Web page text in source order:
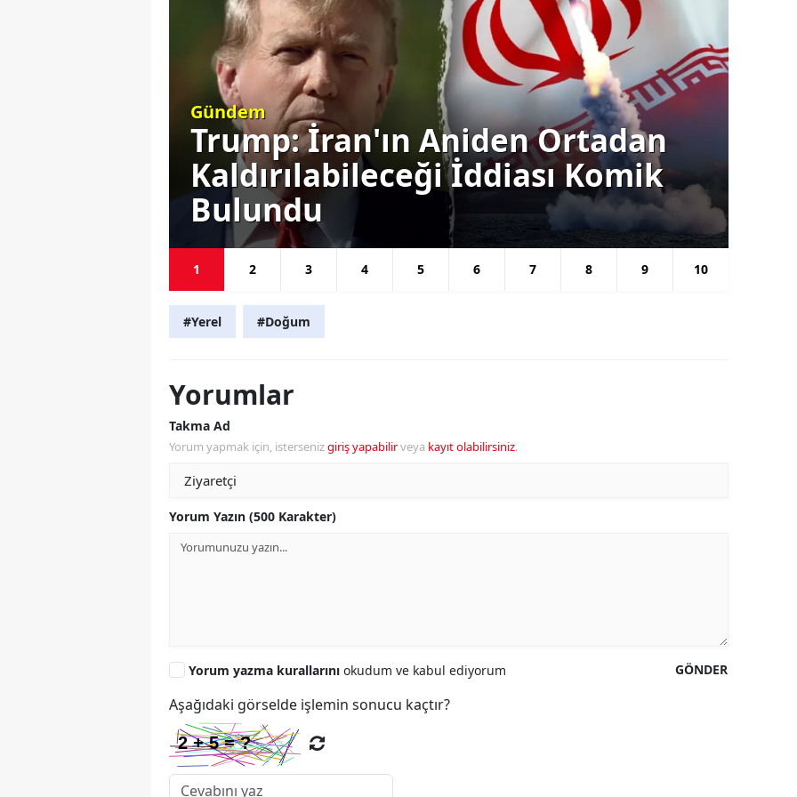
Siyaset
Başkan Erdoğan: Türkiye'nin
Gündemine Erken veya Ara
Seçim Yok
1 2 3 4 5 6 7 8 9 10
#Yerel #Doğum
Yorumlar
Takma Ad
Yorum yapmak için, istersenizgiriş yapabilirveya kayıt olabilirsiniz.
Yorum Yazın (500 Karakter)
GÖNDER
Yorum yazma kurallarını okudum ve kabul ediyorum
Aşağıdaki görselde işlemin sonucu kaçtır?